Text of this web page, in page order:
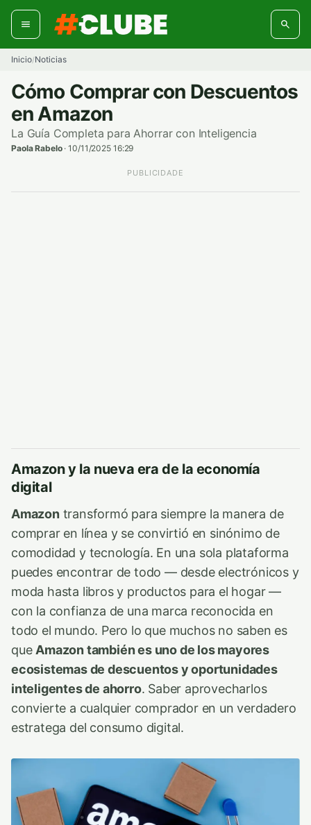
contenido
Inicio/Noticias
Cómo Comprar con Descuentos
en Amazon
La Guía Completa para Ahorrar con Inteligencia
Paola Rabelo·10/11/2025 16:29
PUBLICIDADE
Amazon y la nueva era de la economía
digital
Amazontransformó para siempre la manera de
comprar en línea y se convirtió en sinónimo de
comodidad y tecnología. En una sola plataforma
puedes encontrar de todo — desde electrónicos y
moda hasta libros y productos para el hogar —
con la confianza de una marca reconocida en
todo el mundo. Pero lo que muchos no saben es
que Amazon también es uno de los mayores
ecosistemas de descuentos y oportunidades
inteligentes de ahorro. Saber aprovecharlos
convierte a cualquier comprador en un verdadero
estratega del consumo digital.